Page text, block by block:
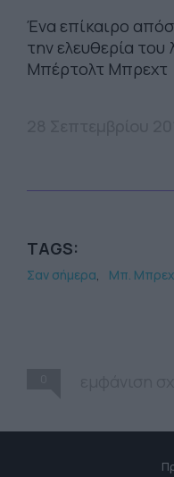
Ένα επίκαιρο
την ελευθερία
Μπέρτολτ Μπρεχτ
TAGS:
Σαν σήμερα Μπ.